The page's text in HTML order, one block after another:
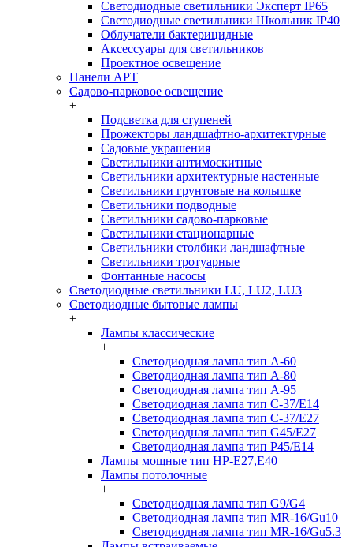
Светодиодные светильники Эксперт IP65
Светодиодные светильники Школьник IP40
Облучатели бактерицидные
Аксессуары для светильников
Проектное освещение
Панели АРТ
Садово-парковое освещение
+
Подсветка для ступеней
Прожекторы ландшафтно-архитектурные
Садовые украшения
Светильники антимоскитные
Светильники архитектурные настенные
Светильники грунтовые на колышке
Светильники подводные
Светильники садово-парковые
Светильники стационарные
Светильники столбики ландшафтные
Светильники тротуарные
Фонтанные насосы
Светодиодные светильники LU, LU2, LU3
Светодиодные бытовые лампы
+
Лампы классические
+
Светодиодная лампа тип A-60
Светодиодная лампа тип A-80
Светодиодная лампа тип A-95
Светодиодная лампа тип C-37/Е14
Светодиодная лампа тип C-37/Е27
Светодиодная лампа тип G45/E27
Светодиодная лампа тип P45/E14
Лампы мощные тип HP-E27,E40
Лампы потолочные
+
Светодиодная лампа тип G9/G4
Светодиодная лампа тип MR-16/Gu10
Светодиодная лампа тип MR-16/Gu5.3